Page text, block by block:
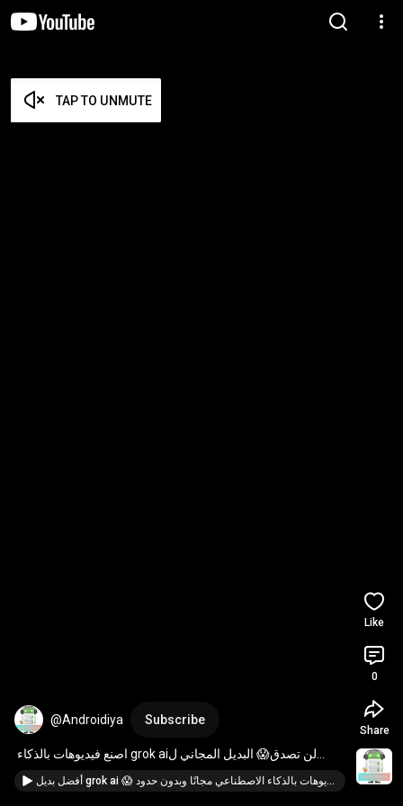
TAP TO UNMUTE
@Androidiya Subscribe
الاصطناعي مجانًا وبدون حدود video generator
أفضل بديل grok ai 😱 اصنع فيديوهات بالذكاء الاصطناعي مجانًا وبدون حدود 🔥ai video generator free
Like
0
Share